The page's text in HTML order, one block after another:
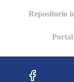
Repositorio
Portal